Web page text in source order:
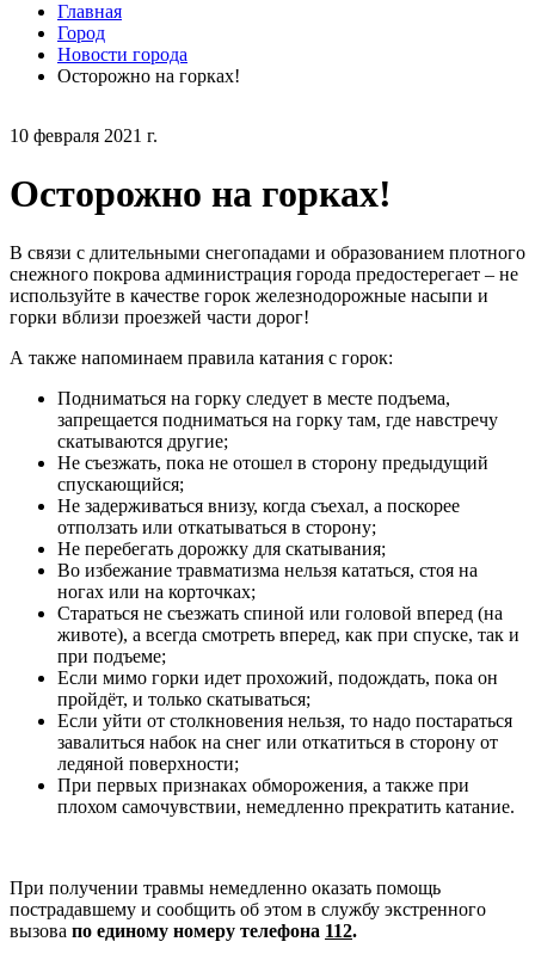
10 февраля 2021 г.
Осторожно на горках!
В связи с длительными снегопадами и образованием плотного
снежного покрова администрация города предостерегает – не
используйте в качестве горок железнодорожные насыпи и
горки вблизи проезжей части дорог!
А также напоминаем правила катания с горок:
Подниматься на горку следует в месте подъема,
запрещается подниматься на горку там, где навстречу
скатываются другие;
Не съезжать, пока не отошел в сторону предыдущий
спускающийся;
Не задерживаться внизу, когда съехал, а поскорее
отползать или откатываться в сторону;
Не перебегать дорожку для скатывания;
Во избежание травматизма нельзя кататься, стоя на
ногах или на корточках;
Стараться не съезжать спиной или головой вперед (на
животе), а всегда смотреть вперед, как при спуске, так и
при подъеме;
Если мимо горки идет прохожий, подождать, пока он
пройдёт, и только скатываться;
Если уйти от столкновения нельзя, то надо постараться
завалиться набок на снег или откатиться в сторону от
ледяной поверхности;
При первых признаках обморожения, а также при
плохом самочувствии, немедленно прекратить катание.
При получении травмы немедленно оказать помощь
пострадавшему и сообщить об этом в службу экстренного
вызова по единому номеру телефона 112.
Главная
Город
Новости города
Осторожно на горках!